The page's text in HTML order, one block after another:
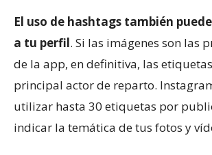
El uso de hashtags también
a tu perfil. Si las imágenes son las
de la app, en definitiva, las
principal actor de reparto.
utilizar hasta 30 etiquetas por
indicar la temática de tus fotos y